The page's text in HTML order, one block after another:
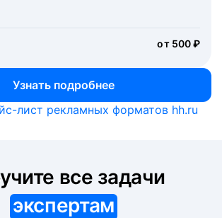
от 500 ₽
Узнать подробнее
лист рекламных форматов hh.ru
экспертам